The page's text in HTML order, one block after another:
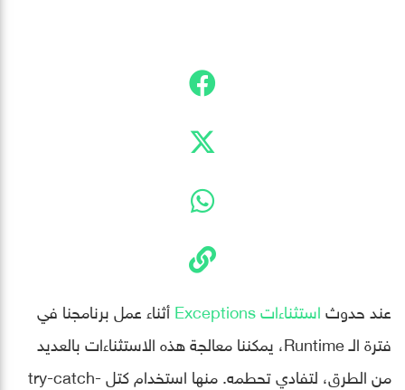
عند حدوثاستثناءات Exceptions
أثناء عمل برنامجنا في
فترة الـ Runtime، يمكننا معالجة هذه الاستثناءات بالعديد
من الطرق، لتفادي تحطمه. منها استخدام كتل try-catch-